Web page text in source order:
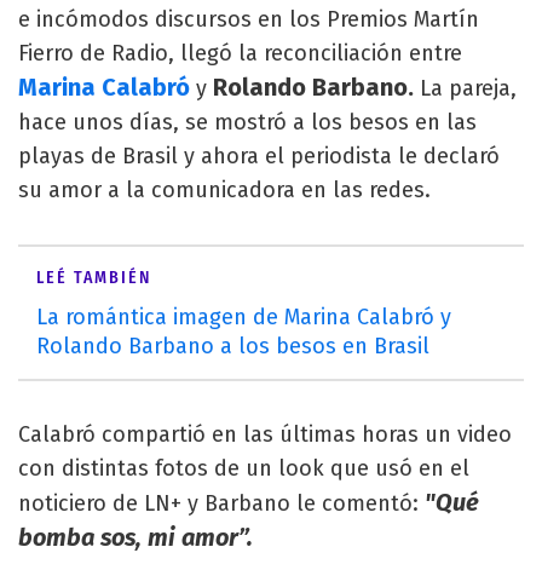
e incómodos discursos en los Premios Martín
Fierro de Radio, llegó la reconciliación entre
Marina Calabró y Rolando Barbano. La pareja,
hace unos días, se mostró a los besos en las
playas de Brasil y ahora el periodista le declaró
su amor a la comunicadora en las redes.
LEÉ TAMBIÉN
La romántica imagen de Marina Calabró y
Rolando Barbano a los besos en Brasil
Calabró compartió en las últimas horas un video
con distintas fotos de un look que usó en el
noticiero de LN+ y Barbano le comentó: "Qué
bomba sos, mi amor”.